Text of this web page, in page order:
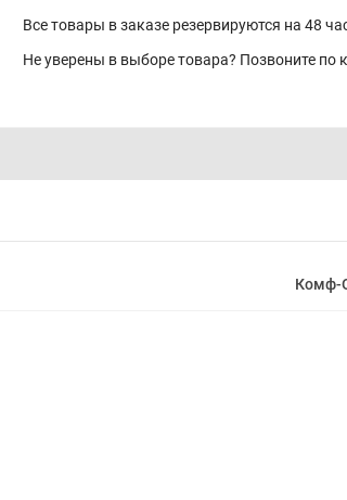
Все товары в заказе резервируются на 48
Не уверены в выборе товара? Позвоните по
Комф-